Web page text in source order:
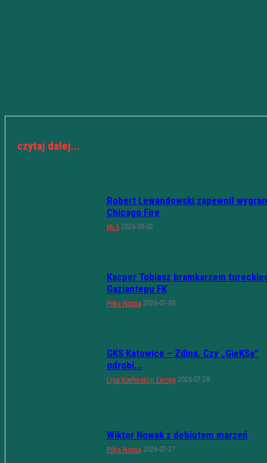
czytaj dalej...
Robert Lewandowski zapewnił
Chicago Fire
MLS 2026-08-02
Kacper Tobiasz bramkarzem
Gaziantepu FK
Piłka Nożna 2026-07-30
GKS Katowice – Zilina. Czy „GieKSa”
odrobi...
Liga Konferencji Europy 2026-07-28
Wiktor Nowak z debiutem marzeń
Piłka Nożna 2026-07-27